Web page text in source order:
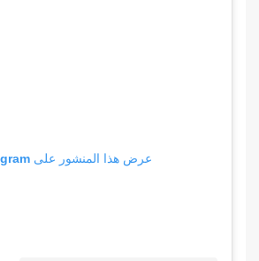
عرض هذا المنشور على Instagram